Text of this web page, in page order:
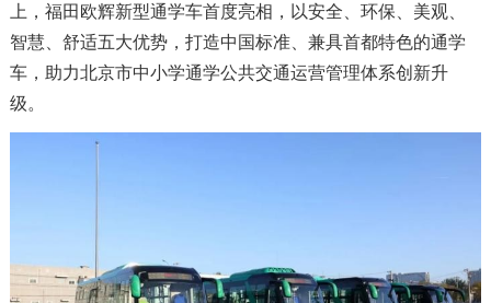
上，福田欧辉新型通学车首度亮相，以安全、环保、美观、
智慧、舒适五大优势，打造中国标准、兼具首都特色的通学
车，助力北京市中小学通学公共交通运营管理体系创新升
级。